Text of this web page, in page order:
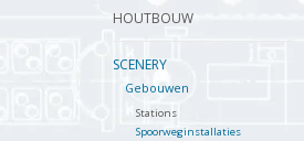
HOUTBOUW
SCENERY
Gebouwen
Stations
Spoorweginstallaties